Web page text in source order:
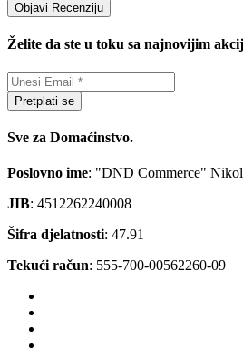
Objavi Recenziju
Želite da ste u toku sa najnovijim
Pretplati se
Sve za Domaćinstvo.
Poslovno ime: "DND Commerce"
JIB: 4512262240008
Šifra djelatnosti: 47.91
Tekući račun: 555-700-00562260-09